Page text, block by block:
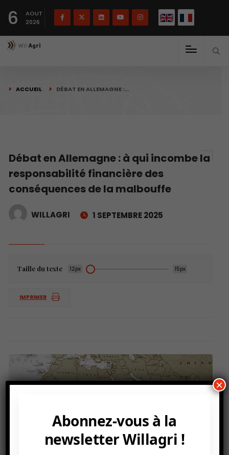
6
AOUT
2026
ACCUEIL DÉBAT EN ALLEMAGNE :…
Débat en Allemagne : à qui incombe la
responsabilité financière des
conséquences de la malbouffe
WILLAGRI 1 SEPTEMBRE 2025
Taille du texte 12px 15px
IMPRIMER
Abonnez-vous à la
newsletter Willagri !
×
Français English(English)